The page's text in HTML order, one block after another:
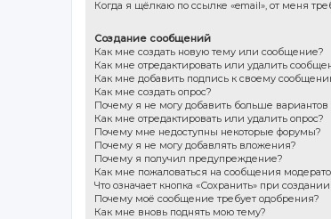
Когда я щёлкаю по ссылке «email», от меня
Создание сообщений
Как мне создать новую тему или сообщение?
Как мне отредактировать или удалить
Как мне добавить подпись к своему
Как мне создать опрос?
Почему я не могу добавить больше вариантов
Как мне отредактировать или удалить опрос?
Почему мне недоступны некоторые форумы?
Почему я не могу добавлять вложения?
Почему я получил предупреждение?
Как мне пожаловаться на сообщения
Что означает кнопка «Сохранить» при
Почему моё сообщение требует одобрения?
Как мне вновь поднять мою тему?